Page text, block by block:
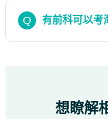
Q 有前科可以考
想瞭解